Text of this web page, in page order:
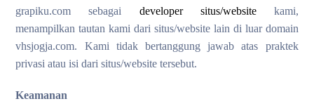
grapiku.com sebagai developer situs/websitekami,
menampilkan tautan kami dari situs/website lain di luar domain
vhsjogja.com. Kami tidak bertanggung jawab atas praktek
privasi atau isi dari situs/website tersebut.
Keamanan